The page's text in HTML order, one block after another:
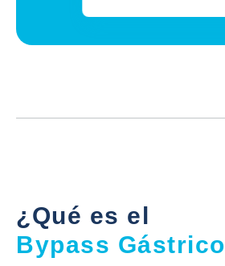
¿Qué es el
Bypass Gástrico